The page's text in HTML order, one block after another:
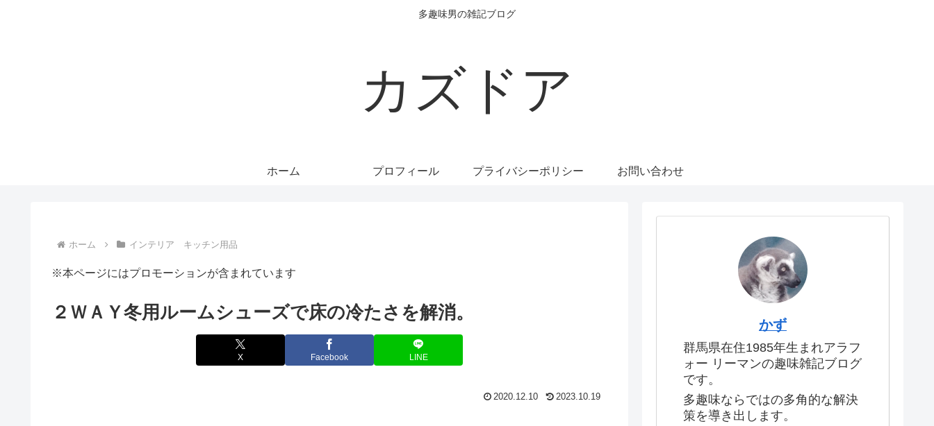
多趣味男の雑記ブログ
カズドア
ホーム プロフィール プライバシーポリシー お問い合わせ
ホーム インテリア キッチン用品
※本ページにはプロモーションが含まれています
２ＷＡＹ冬用ルームシューズで床の冷たさを解消。
X Facebook LINE
2020.12.10 2023.10.19
かず
群馬県在住1985年生まれアラフ
ォー リーマンの趣味雑記ブログ
です。
多趣味ならではの多角的な解決
策を導き出します。